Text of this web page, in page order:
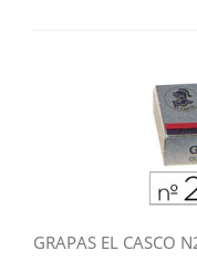
GRAPAS EL CASCO